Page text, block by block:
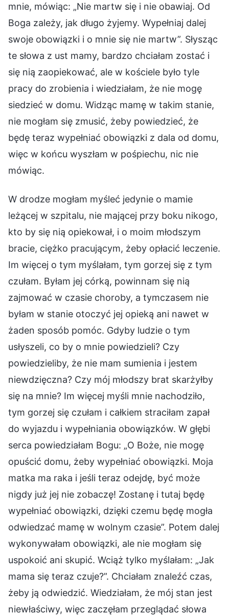
mnie, mówiąc: „Nie martw się i nie obawiaj. Od
Boga zależy, jak długo żyjemy. Wypełniaj dalej
swoje obowiązki i o mnie się nie martw”. Słysząc
te słowa z ust mamy, bardzo chciałam zostać i
się nią zaopiekować, ale w kościele było tyle
pracy do zrobienia i wiedziałam, że nie mogę
siedzieć w domu. Widząc mamę w takim stanie,
nie mogłam się zmusić, żeby powiedzieć, że
będę teraz wypełniać obowiązki z dala od domu,
więc w końcu wyszłam w pośpiechu, nic nie
mówiąc.
W drodze mogłam myśleć jedynie o mamie
leżącej w szpitalu, nie mającej przy boku nikogo,
kto by się nią opiekował, i o moim młodszym
bracie, ciężko pracującym, żeby opłacić leczenie.
Im więcej o tym myślałam, tym gorzej się z tym
czułam. Byłam jej córką, powinnam się nią
zajmować w czasie choroby, a tymczasem nie
byłam w stanie otoczyć jej opieką ani nawet w
żaden sposób pomóc. Gdyby ludzie o tym
usłyszeli, co by o mnie powiedzieli? Czy
powiedzieliby, że nie mam sumienia i jestem
niewdzięczna? Czy mój młodszy brat skarżyłby
się na mnie? Im więcej myśli mnie nachodziło,
tym gorzej się czułam i całkiem straciłam zapał
do wyjazdu i wypełniania obowiązków. W głębi
serca powiedziałam Bogu: „O Boże, nie mogę
opuścić domu, żeby wypełniać obowiązki. Moja
matka ma raka i jeśli teraz odejdę, być może
nigdy już jej nie zobaczę! Zostanę i tutaj będę
wypełniać obowiązki, dzięki czemu będę mogła
odwiedzać mamę w wolnym czasie”. Potem dalej
wykonywałam obowiązki, ale nie mogłam się
uspokoić ani skupić. Wciąż tylko myślałam: „Jak
mama się teraz czuje?”. Chciałam znaleźć czas,
żeby ją odwiedzić. Wiedziałam, że mój stan jest
niewłaściwy, więc zaczęłam przeglądać słowa